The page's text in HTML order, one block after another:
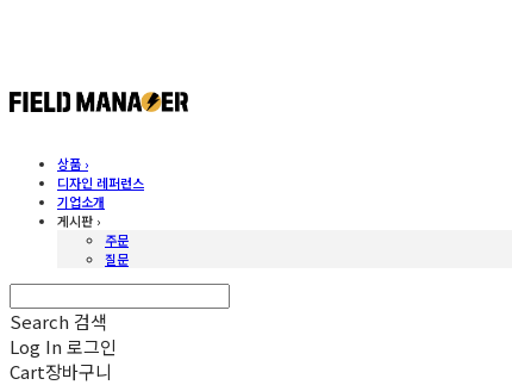
상품 ›
디자인 레퍼런스
기업소개
게시판 ›
주문
질문
Search 검색
Log In 로그인
Cart장바구니